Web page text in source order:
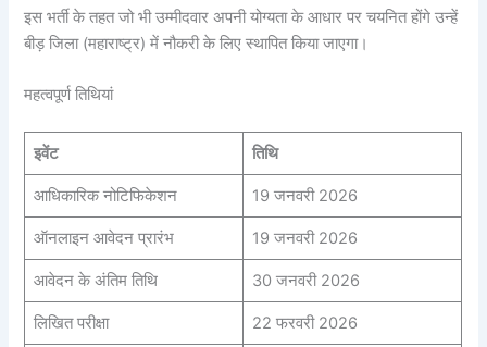
इस भर्ती के तहत जो भी उम्मीदवार अपनी योग्यता के आधार पर चयनित होंगे उन्हें
बीड़ जिला (महाराष्ट्र) में नौकरी के लिए स्थापित किया जाएगा।
महत्वपूर्ण तिथियां
इवेंट तिथि
आधिकारिक नोटिफिकेशन 19 जनवरी 2026
ऑनलाइन आवेदन प्रारंभ 19 जनवरी 2026
आवेदन के अंतिम तिथि 30 जनवरी 2026
लिखित परीक्षा 22 फरवरी 2026